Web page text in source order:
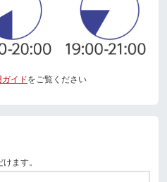
イドをご覧ください
ます。